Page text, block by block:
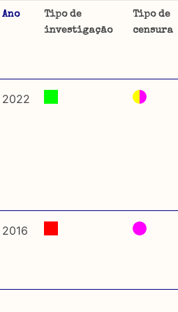
uma
e
Ano
Tipo de
investigação
Tipo de
censura
2022
2016